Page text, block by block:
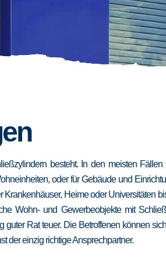
besteht. In den meisten
oder für Gebäude und
Heime oder Universitäten
Wohn- und Gewerbeobjekte mit
Rat teuer. Die Betroffenen können
der einzig richtige Ansprechpartner.